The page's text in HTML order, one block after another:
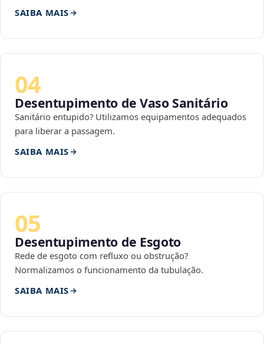
SAIBA MAIS
04
Desentupimento de Vaso Sanitário
Sanitário entupido? Utilizamos equipamentos adequados
para liberar a passagem.
SAIBA MAIS
05
Desentupimento de Esgoto
Rede de esgoto com refluxo ou obstrução?
Normalizamos o funcionamento da tubulação.
SAIBA MAIS